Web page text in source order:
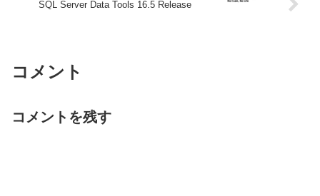
SQL Server Data Tools 16.5 Release
コメント
コメントを残す